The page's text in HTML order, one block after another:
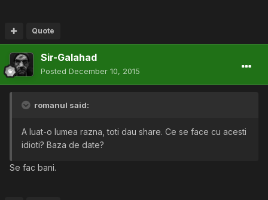
Quote
Sir-Galahad
Posted December 10, 2015
romanul said:
A luat-o lumea razna, toti dau share. Ce se face cu acesti
idioti? Baza de date?
Se fac bani.